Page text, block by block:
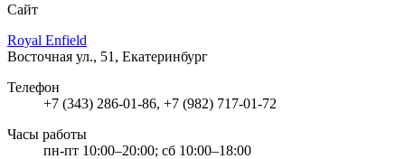
Сайт
Royal Enfield
Восточная ул., 51, Екатеринбург
Телефон
+7 (343) 286-01-86, +7 (982) 717-01-72
Часы работы
пн-пт 10:00–20:00; сб 10:00–18:00